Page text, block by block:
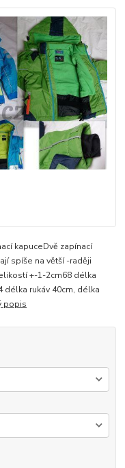
kapuceDvě zapínací
spíše na větší -raději
+-1-2cm68 délka
délka rukáv 40cm, délka
popis